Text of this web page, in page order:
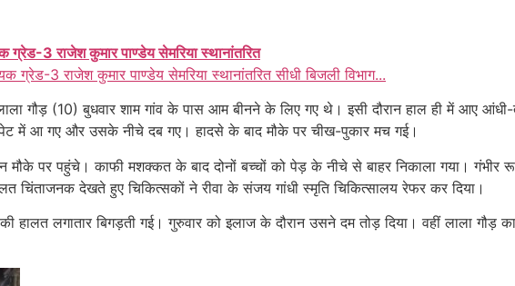
3 राजेश कुमार पाण्डेय सेमरिया स्थानांतरित
3 राजेश कुमार पाण्डेय सेमरिया स्थानांतरित सीधी बिजली विभाग...
गौड़ (10) बुधवार शाम गांव के पास आम बीनने के लिए गए थे। इसी दौरान हाल ही में आए
में आ गए और उसके नीचे दब गए। हादसे के बाद मौके पर चीख-पुकार मच गई।
मौके पर पहुंचे। काफी मशक्कत के बाद दोनों बच्चों को पेड़ के नीचे से बाहर निकाला गया। गंभीर
चिंताजनक देखते हुए चिकित्सकों ने रीवा के संजय गांधी स्मृति चिकित्सालय रेफर कर दिया।
हालत लगातार बिगड़ती गई। गुरुवार को इलाज के दौरान उसने दम तोड़ दिया। वहीं लाला गौड़